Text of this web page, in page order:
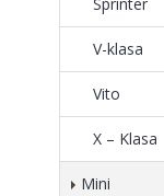
Sprinter
V-klasa
Vito
X – Klasa
Mini